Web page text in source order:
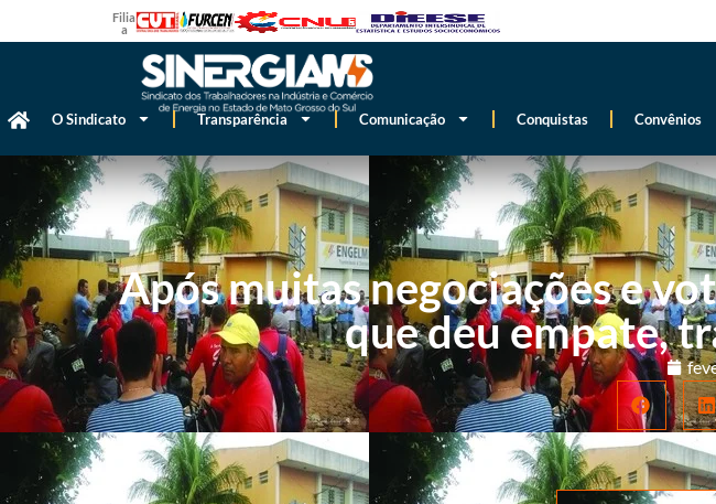
Filiado
a
O Sindicato Transparência Comunicação Conquistas Convênios
Após muitas negociações e
que deu empate,